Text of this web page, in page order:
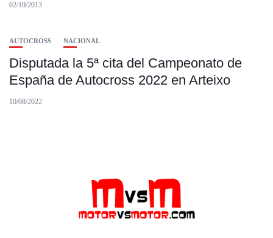
02/10/2013
AUTOCROSS NACIONAL
Disputada la 5ª cita del Campeonato de
España de Autocross 2022 en Arteixo
10/08/2022